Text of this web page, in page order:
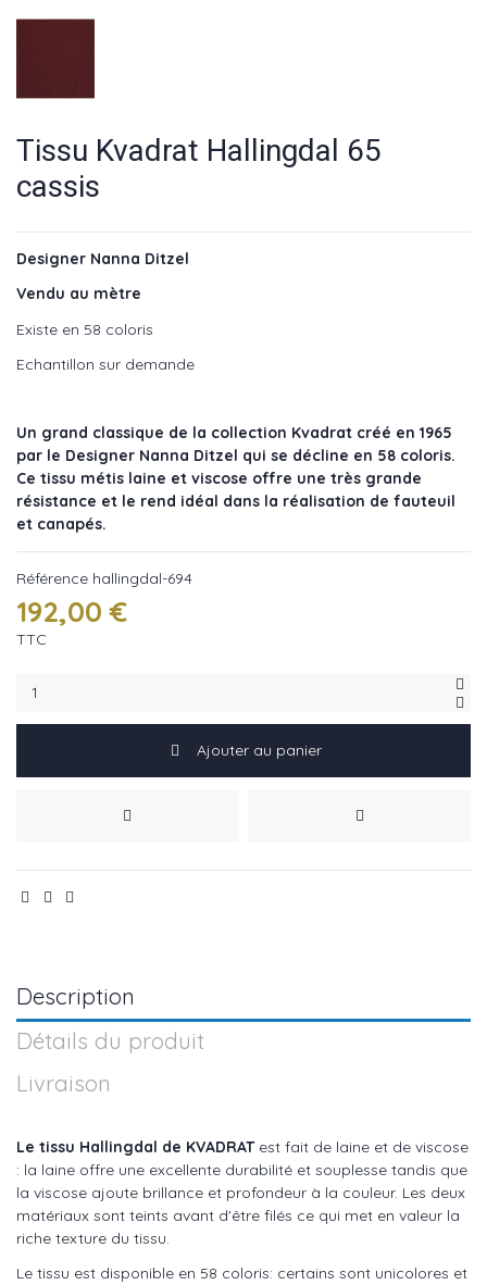
Tissu Kvadrat Hallingdal 65
cassis
Designer Nanna Ditzel
Vendu au mètre
Existe en 58 coloris
Echantillon sur demande
Un grand classique de la collection Kvadrat créé en 1965
par le Designer Nanna Ditzel qui se décline en 58 coloris.
Ce tissu métis laine et viscose offre une très grande
résistance et le rend idéal dans la réalisation de fauteuil
et canapés.
Référence hallingdal-694
192,00 €
TTC
Ajouter au panier
Description
Détails du produit
Livraison
Le tissu Hallingdal de KVADRATest fait de laine et de viscose
: la laine offre une excellente durabilité et souplesse tandis que
la viscose ajoute brillance et profondeur à la couleur. Les deux
matériaux sont teints avant d'être filés ce qui met en valeur la
riche texture du tissu.
Le tissu est disponible en 58 coloris: certains sont unicolores et